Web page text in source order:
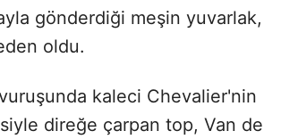
gönderdiği meşin yuvarlak,
oldu.
kaleci Chevalier'nin
direğe çarpan top, Van de